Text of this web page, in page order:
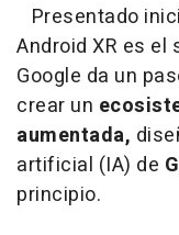
Presentado
Android XR es
Google da un
crear un
aumentada,
artificial (IA) de
principio.